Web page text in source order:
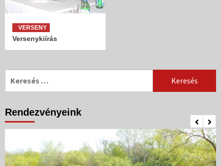
VERSENY
Versenykiírás
Keresés:
Rendezvényeink